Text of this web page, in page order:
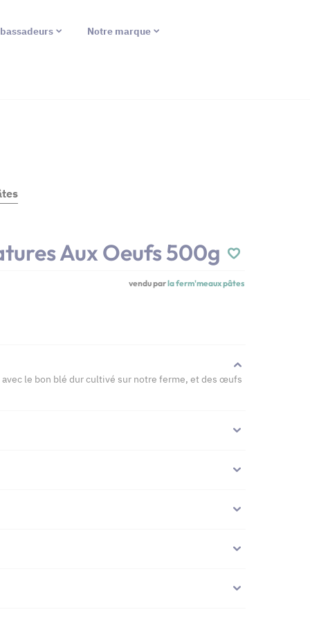
Notre marque
Aux Oeufs 500g
vendu parla ferm'meaux pâtes
le bon blé dur cultivé sur notre ferme, et des œufs